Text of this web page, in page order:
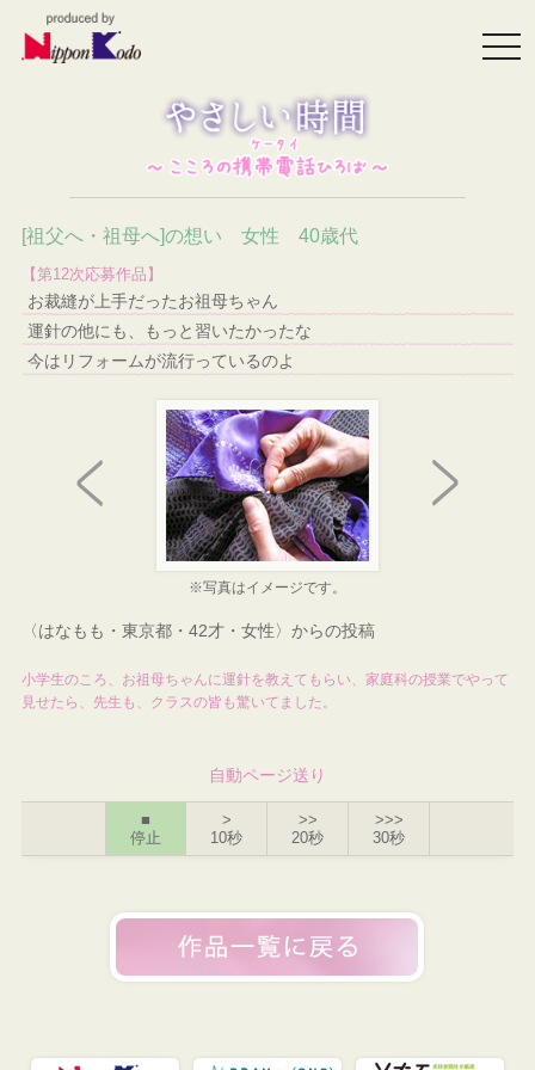
[祖父へ・祖母へ]の想い 女性 40歳代
【第12次応募作品】
お裁縫が上手だったお祖母ちゃん
運針の他にも、もっと習いたかったな
今はリフォームが流行っているのよ
※写真はイメージです。
〈はなもも・東京都・42才・女性〉からの投稿
小学生のころ、お祖母ちゃんに運針を教えてもらい、家庭科の授業でやって
見せたら、先生も、クラスの皆も驚いてました。
自動ページ送り
■
停止
>
10秒
>>
20秒
>>>
30秒